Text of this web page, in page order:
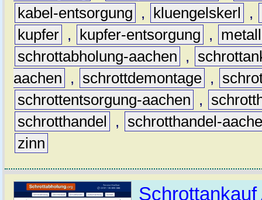
kabel-entsorgung
, kluengelskerl ,
kupfer , kupfer-entsorgung ,
metall
schrottabholung-aachen
,
aachen
, schrottdemontage ,
schrottentsorgung-aachen
,
schrotthandel
,
schrotthandel-
zinn
Schrottankauf